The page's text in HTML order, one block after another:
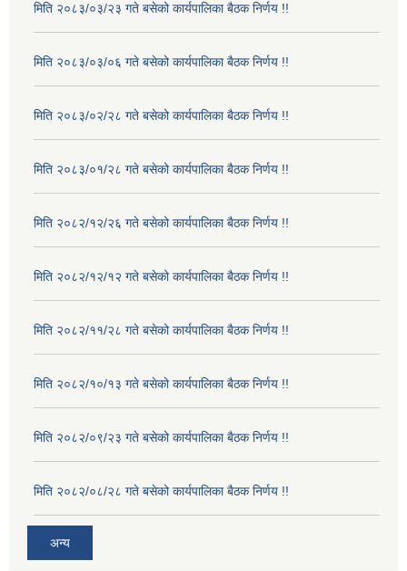
मिति २०८३/०३/२३ गते बसेको कार्यपालिका बैठक निर्णय !!
मिति २०८३/०३/०६ गते बसेको कार्यपालिका बैठक निर्णय !!
मिति २०८३/०२/२८ गते बसेको कार्यपालिका बैठक निर्णय !!
मिति २०८३/०१/२८ गते बसेको कार्यपालिका बैठक निर्णय !!
मिति २०८२/१२/२६ गते बसेको कार्यपालिका बैठक निर्णय !!
मिति २०८२/१२/१२ गते बसेको कार्यपालिका बैठक निर्णय !!
मिति २०८२/११/२८ गते बसेको कार्यपालिका बैठक निर्णय !!
मिति २०८२/१०/१३ गते बसेको कार्यपालिका बैठक निर्णय !!
मिति २०८२/०९/२३ गते बसेको कार्यपालिका बैठक निर्णय !!
मिति २०८२/०८/२८ गते बसेको कार्यपालिका बैठक निर्णय !!
अन्य